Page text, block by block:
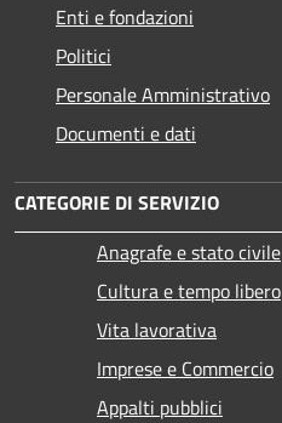
Enti e fondazioni
Politici
Personale Amministrativo
Documenti e dati
CATEGORIE DI SERVIZIO
Anagrafe e stato civile
Cultura e tempo libero
Vita lavorativa
Imprese e Commercio
Appalti pubblici